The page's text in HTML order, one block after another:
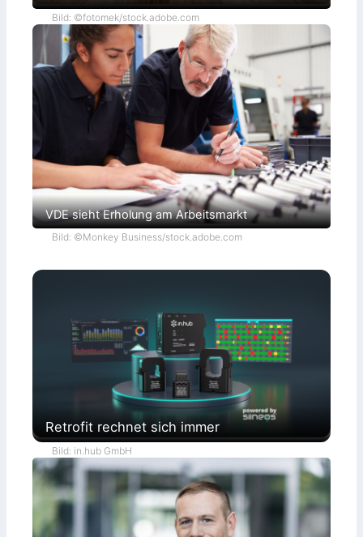
Bild: ©fotomek/stock.adobe.com
VDE sieht Erholung am Arbeitsmarkt
Bild: ©Monkey Business/stock.adobe.com
Retrofit rechnet sich immer
Bild: in.hub GmbH